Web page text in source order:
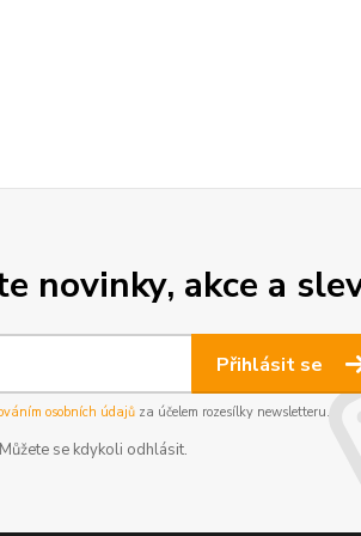
novinky, akce a
Přihlásit se
osobních údajů za účelem rozesílky newsletteru.
Můžete se kdykoli odhlásit.